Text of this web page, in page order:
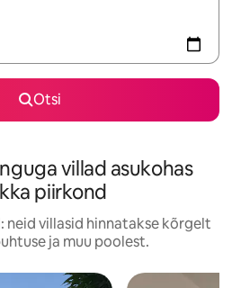
Otsi
villad asukohas
piirkond
neid villasid hinnatakse kõrgelt
ja muu poolest.